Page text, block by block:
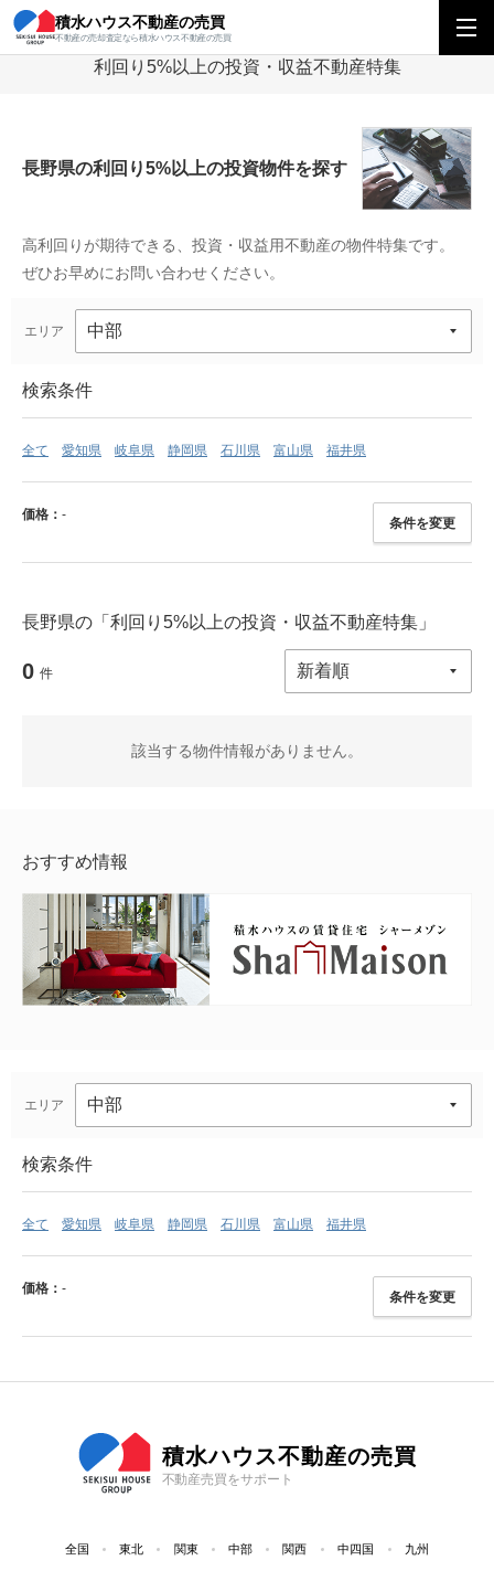
積水ハウス不動産の売買
不動産の売却査定なら積水ハウス不動産の売買
積水ハウス不動産の売買 利回り5%以上の投資・収益不動産特集 中部エリア
利回り5%以上の投資・収益不動産特集
長野県の利回り5%以上の投資物件を探す
高利回りが期待できる、投資・収益用不動産の物件特集です。
ぜひお早めにお問い合わせください。
エリア
検索条件
全て 愛知県 岐阜県 静岡県 石川県 富山県 福井県
価格： -
条件を変更
長野県の「利回り5%以上の投資・収益不動産特集」
0 件
該当する物件情報がありません。
おすすめ情報
エリア
検索条件
全て 愛知県 岐阜県 静岡県 石川県 富山県 福井県
価格： -
条件を変更
積水ハウス不動産の売買
不動産売買をサポート
全国 東北 関東 中部 関西 中四国 九州